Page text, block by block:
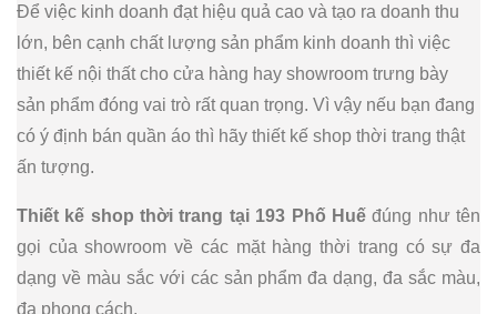
Để việc kinh doanh đạt hiệu quả cao và tạo ra doanh thu
lớn, bên cạnh chất lượng sản phẩm kinh doanh thì việc
thiết kế nội thất cho cửa hàng hay showroom trưng bày
sản phẩm đóng vai trò rất quan trọng. Vì vậy nếu bạn đang
có ý định bán quần áo thì hãy thiết kế shop thời trang thật
ấn tượng.
Thiết kế shop thời trang tại 193 Phố Huếđúng như tên
gọi của showroom về các mặt hàng thời trang có sự đa
dạng về màu sắc với các sản phẩm đa dạng, đa sắc màu,
đa phong cách.